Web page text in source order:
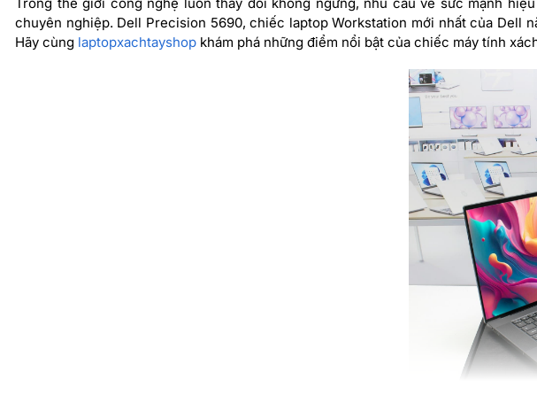
chuyên nghiệp. Dell Precision 5690, chiếc laptop Workstation mới nhất của Dell
Hãy cùng laptopxachtayshop khám phá những điểm nổi bật của chiếc máy tính